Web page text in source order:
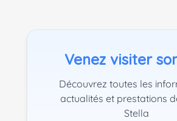
Venez visiter
Découvrez toutes les
actualités et prestations
Stella